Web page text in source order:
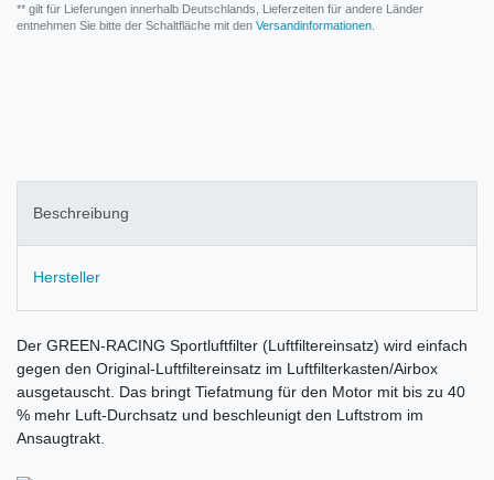
** gilt für Lieferungen innerhalb Deutschlands, Lieferzeiten für andere Länder
entnehmen Sie bitte der Schaltfläche mit den Versandinformationen
Beschreibung
Hersteller
Der GREEN-RACING Sportluftfilter (Luftfiltereinsatz) wird einfach
gegen den Original-Luftfiltereinsatz im Luftfilterkasten/Airbox
ausgetauscht. Das bringt Tiefatmung für den Motor mit bis zu 40
% mehr Luft-Durchsatz und beschleunigt den Luftstrom im
Ansaugtrakt.